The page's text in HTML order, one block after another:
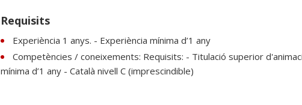
Requisits
Experiència 1 anys. - Experiència mínima d’1 any
Competències / coneixements: Requisits: - Titulació superior
mínima d’1 any - Català nivell C (imprescindible)